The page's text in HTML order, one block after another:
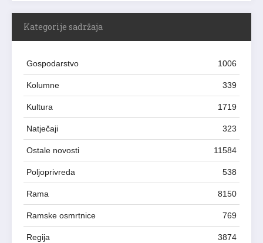
Kategorije sadržaja
Gospodarstvo 1006
Kolumne 339
Kultura 1719
Natječaji 323
Ostale novosti 11584
Poljoprivreda 538
Rama 8150
Ramske osmrtnice 769
Regija 3874